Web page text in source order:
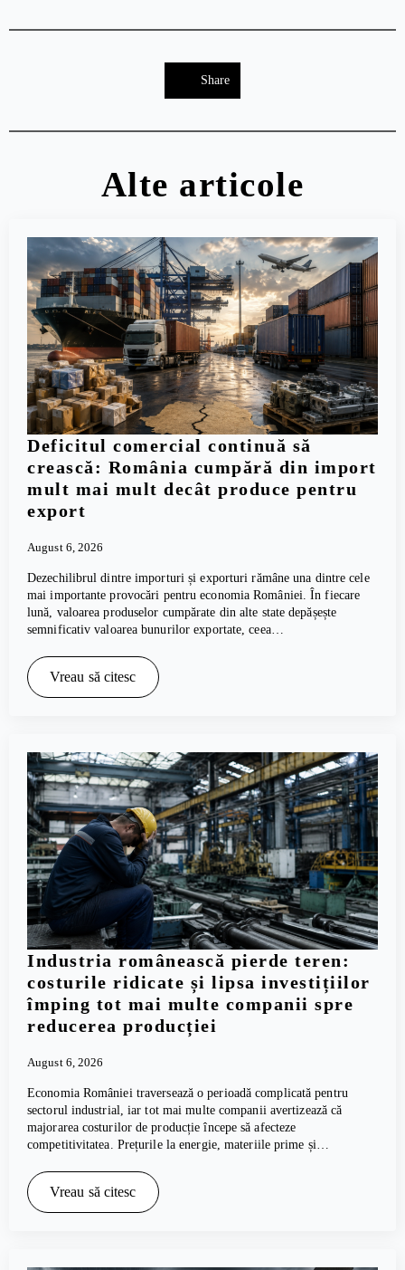
Share
Alte articole
Deficitul comercial continuă să
crească: România cumpără din import
mult mai mult decât produce pentru
export
August 6, 2026
Dezechilibrul dintre importuri și exporturi rămâne una dintre cele
mai importante provocări pentru economia României. În fiecare
lună, valoarea produselor cumpărate din alte state depășește
semnificativ valoarea bunurilor exportate, ceea…
Vreau să citesc
Industria românească pierde teren:
costurile ridicate și lipsa investițiilor
împing tot mai multe companii spre
reducerea producției
August 6, 2026
Economia României traversează o perioadă complicată pentru
sectorul industrial, iar tot mai multe companii avertizează că
majorarea costurilor de producție începe să afecteze
competitivitatea. Prețurile la energie, materiile prime și…
Vreau să citesc